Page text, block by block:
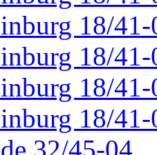
18/41-
18/41-
18/41-
18/41-
32/45-04